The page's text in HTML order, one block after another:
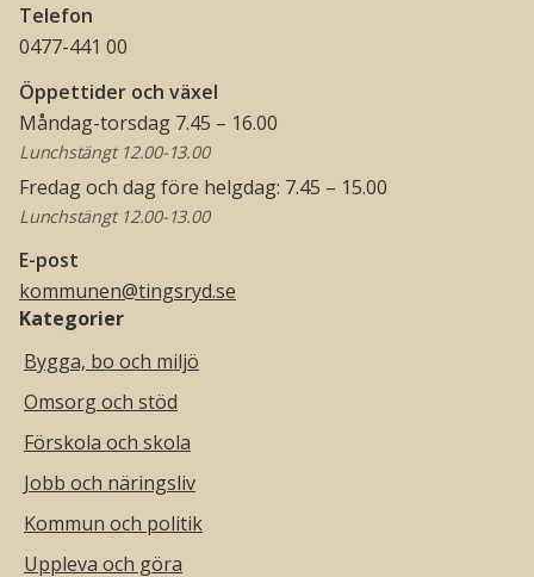
Telefon
0477-441 00
Öppettider och växel
Måndag-torsdag 7.45 – 16.00
Lunchstängt 12.00-13.00
Fredag och dag före helgdag: 7.45 – 15.00
Lunchstängt 12.00-13.00
E-post
kommunen@tingsryd.se
Kategorier
Bygga, bo och miljö
Omsorg och stöd
Förskola och skola
Jobb och näringsliv
Kommun och politik
Uppleva och göra